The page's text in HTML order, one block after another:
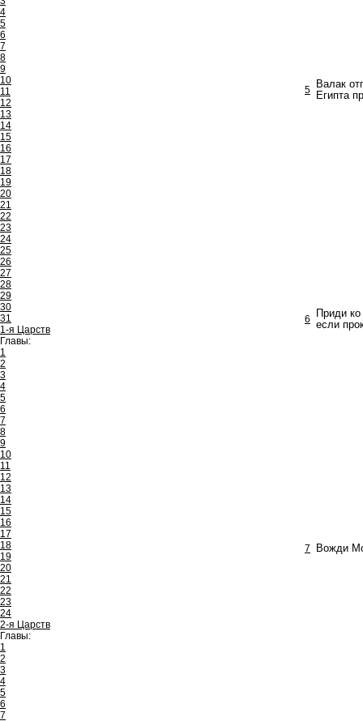
4
5
6
7
8
9
10
11
12
13
14
15
16
17
18
19
20
21
22
23
24
25
26
27
28
29
30
31
1-я Царств
Главы:
1
2
3
4
5
6
7
8
9
10
11
12
13
14
15
16
17
18
19
20
21
22
23
24
2-я Царств
Главы:
1
2
3
4
5
6
7
5
Валак
Египта
6
Приди
если
7 Вожди